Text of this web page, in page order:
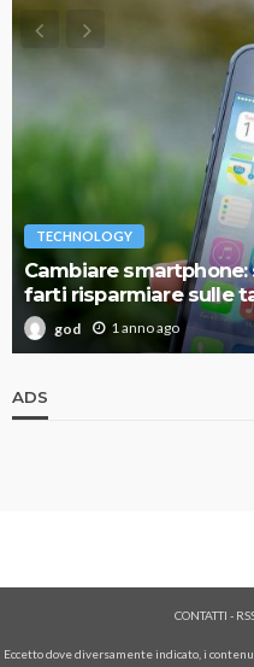
TECHNOLOGY
Cambiare
farti risparmiare sulle
god 1 anno ago
ADS
CONTATTI -
Eccetto dove diversamente indicato, i